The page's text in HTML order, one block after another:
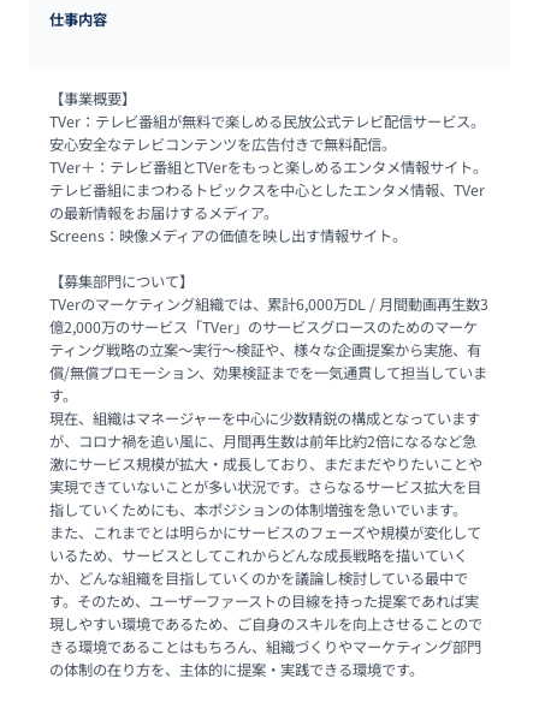
仕事内容
【事業概要】
TVer：テレビ番組が無料で楽しめる民放公式テレビ配信サービス。
安心安全なテレビコンテンツを広告付きで無料配信。
TVer＋：テレビ番組とTVerをもっと楽しめるエンタメ情報サイト。
テレビ番組にまつわるトピックスを中心としたエンタメ情報、TVer
の最新情報をお届けするメディア。
Screens：映像メディアの価値を映し出す情報サイト。
【募集部門について】
TVerのマーケティング組織では、累計6,000万DL / 月間動画再生数3
億2,000万のサービス「TVer」のサービスグロースのためのマーケ
ティング戦略の立案〜実行〜検証や、様々な企画提案から実施、有
償/無償プロモーション、効果検証までを一気通貫して担当していま
す。
現在、組織はマネージャーを中心に少数精鋭の構成となっています
が、コロナ禍を追い風に、月間再生数は前年比約2倍になるなど急
激にサービス規模が拡大・成長しており、まだまだやりたいことや
実現できていないことが多い状況です。さらなるサービス拡大を目
指していくためにも、本ポジションの体制増強を急いでいます。
また、これまでとは明らかにサービスのフェーズや規模が変化して
いるため、サービスとしてこれからどんな成長戦略を描いていく
か、どんな組織を目指していくのかを議論し検討している最中で
す。そのため、ユーザーファーストの目線を持った提案であれば実
現しやすい環境であるため、ご自身のスキルを向上させることので
きる環境であることはもちろん、組織づくりやマーケティング部門
の体制の在り方を、主体的に提案・実践できる環境です。